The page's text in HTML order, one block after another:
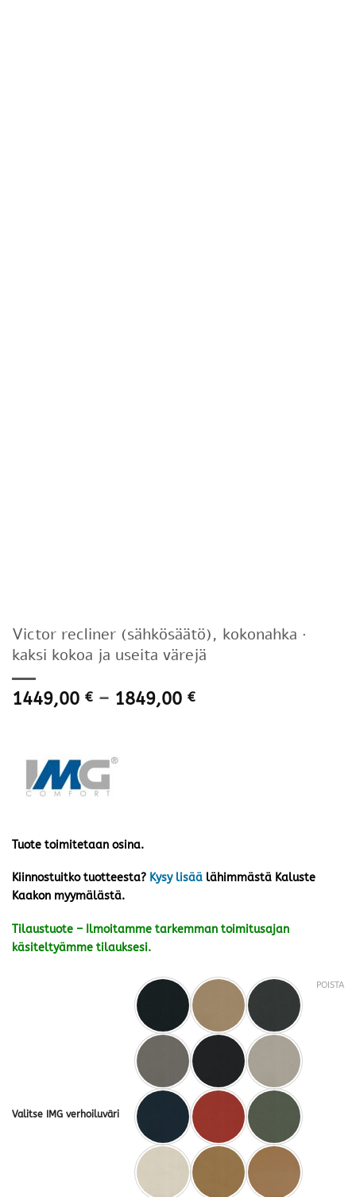
Victor recliner (sähkösäätö), kokonahka ·
kaksi kokoa ja useita värejä
1449,00 € – 1849,00 €Hintaluokka:
Tuote toimitetaan osina.
Kiinnostuitko tuotteesta? Kysy lisää lähimmästä Kaluste
Kaakon myymälästä.
Tilaustuote – Ilmoitamme tarkemman toimitusajan
käsiteltyämme tilauksesi.
Valitse IMG verhoiluväri
POISTA